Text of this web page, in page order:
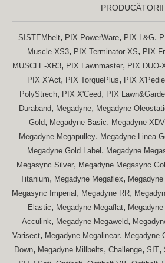
PRODUCĂTORII
SISTEMbelt, PIX PowerWare, PIX L&G,
Muscle-XS3, PIX Terminator-XS, PIX
MUSCLE-XR3, PIX Lawnmaster, PIX DUO-
PIX X'Act, PIX TorquePlus, PIX
PolyStrech, PIX X'Ceed, PIX
Duraband, Megadyne, Megadyne
Gold, Megadyne Basic, Megadyne XDV
Megadyne Megapulley, Megadyne Linea
Megadyne Gold Label , Megadyne
Megasync Silver, Megadyne Megasync
Titanium, Megadyne Megaflex,
Megasync Imperial , Megadyne RR,
Elastic, Megadyne Megaflat,
Acculink, Megadyne Megaweld,
Varisect, Megadyne Megalinear, Megadyne
Down, Megadyne Millbelts, Challenge, SIT,